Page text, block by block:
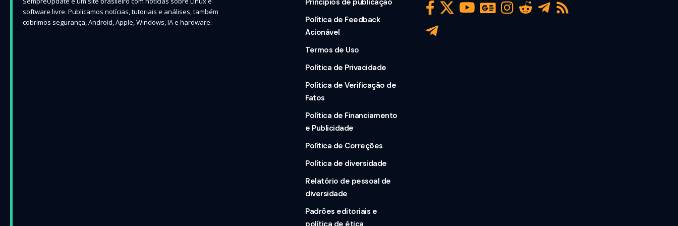
software livre. Publicamos notícias, tutoriais e análises, também
cobrimos segurança, Android, Apple, Windows, IA e hardware.
Política de Feedback
Acionável
Termos de Uso
Política de Privacidade
Política de Verificação de
Fatos
Política de Financiamento
e Publicidade
Política de Correções
Política de diversidade
Relatório de pessoal de
diversidade
Padrões editoriais e
política de ética